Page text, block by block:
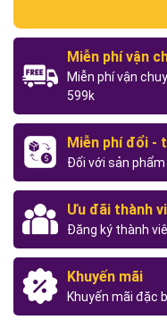
Miễn phí vận
Miễn phí vận
599k
Miễn phí đổi -
Đối với sản
Ưu đãi thành
Đăng ký thành
Khuyến mãi
Khuyến mãi đặc